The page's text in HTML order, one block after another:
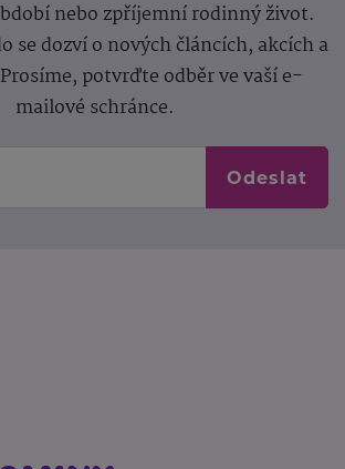
nebo zpříjemní rodinný život.
se dozví o nových článcích, akcích a
potvrďte odběr ve vaší e-
mailové schránce.
Odeslat